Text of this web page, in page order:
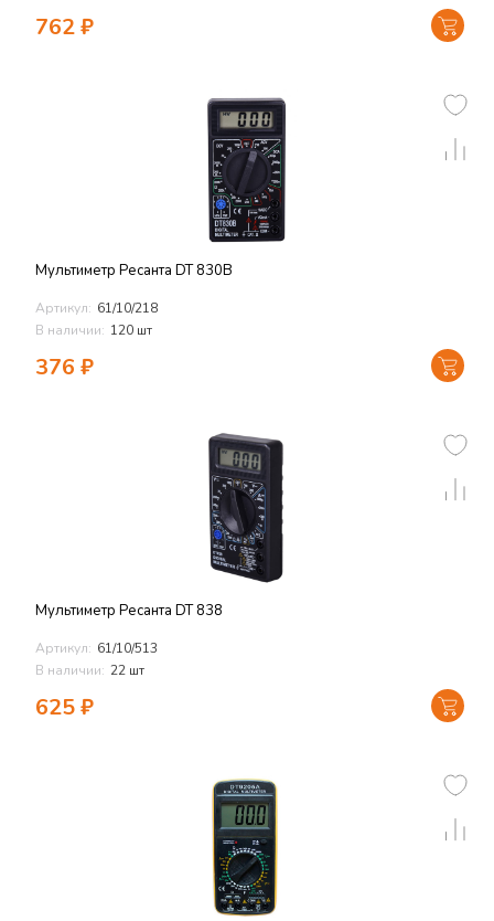
762₽
Мультиметр Ресанта DT 830В
Артикул: 61/10/218
В наличии: 120 шт
376 ₽
Мультиметр Ресанта DT 838
Артикул: 61/10/513
В наличии: 22 шт
625₽